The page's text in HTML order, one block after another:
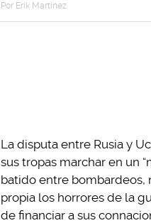
Por Erik Martinez
La disputa entre Rusia y
sus tropas marchar en un
batido entre bombardeos,
propia los horrores de la
de financiar a sus